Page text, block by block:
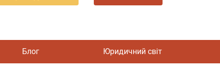
Блог Юридичний світ